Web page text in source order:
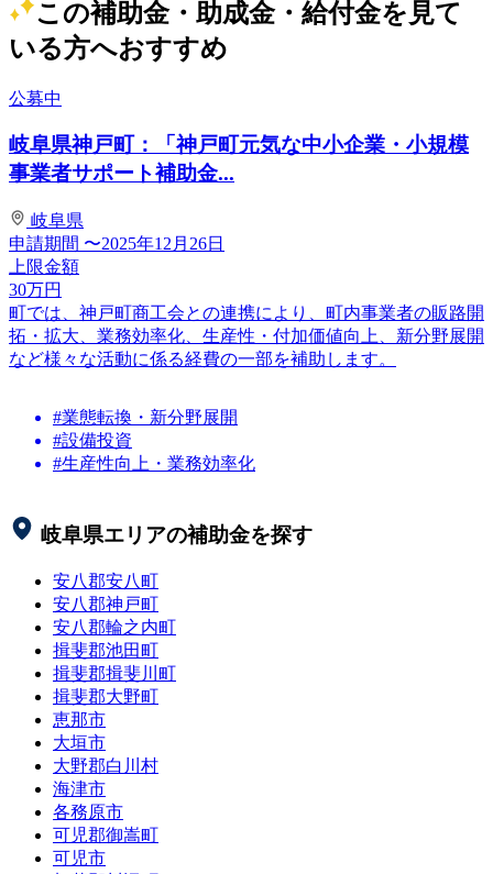
この補助金・助成金・給付金を見て
いる方へおすすめ
公募中
岐阜県神戸町：「神戸町元気な中小企業・小規模
事業者サポート補助金...
岐阜県
申請期間 〜2025年12月26日
上限金額
30万円
町では、神戸町商工会との連携により、町内事業者の販路開
拓・拡大、業務効率化、生産性・付加価値向上、新分野展開
など様々な活動に係る経費の一部を補助します。
#業態転換・新分野展開
#設備投資
#生産性向上・業務効率化
岐阜県エリアの補助金を探す
安八郡安八町
安八郡神戸町
安八郡輪之内町
揖斐郡池田町
揖斐郡揖斐川町
揖斐郡大野町
恵那市
大垣市
大野郡白川村
海津市
各務原市
可児郡御嵩町
可児市